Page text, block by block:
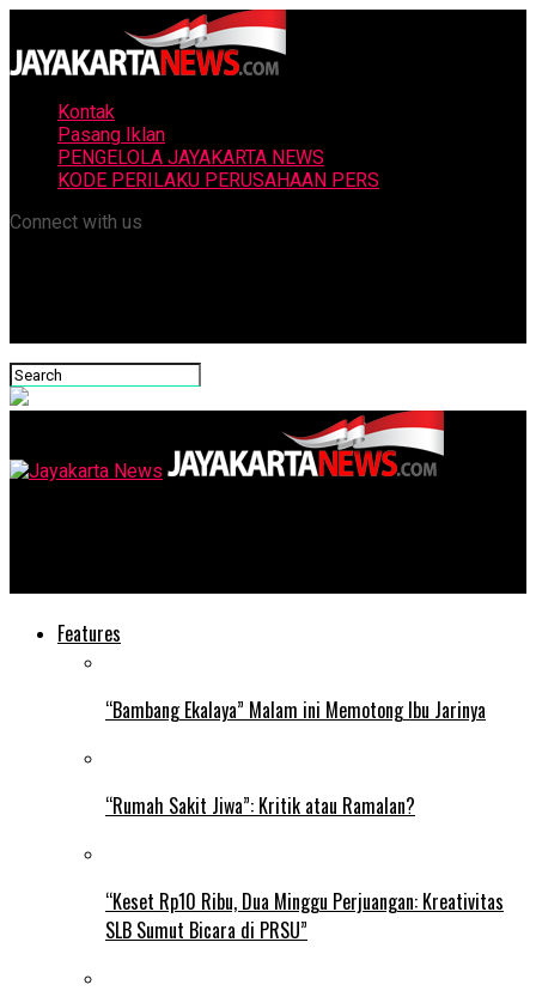
Kontak
Pasang Iklan
PENGELOLA JAYAKARTA NEWS
KODE PERILAKU PERUSAHAAN PERS
Connect with us
Features
“Bambang Ekalaya” Malam ini Memotong Ibu Jarinya
“Rumah Sakit Jiwa”: Kritik atau Ramalan?
“Keset Rp10 Ribu, Dua Minggu Perjuangan: Kreativitas
SLB Sumut Bicara di PRSU”